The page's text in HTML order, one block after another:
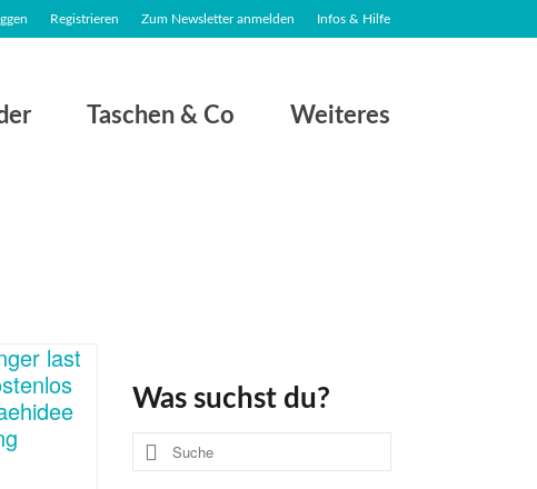
Registrieren Zum Newsletter anmelden Infos & Hilfe
Taschen & Co Weiteres
Was suchst du?
Suche
nach: